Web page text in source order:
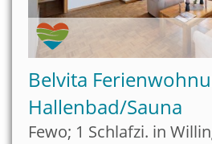
Belvita
Hallenbad/Sauna
Fewo; 1